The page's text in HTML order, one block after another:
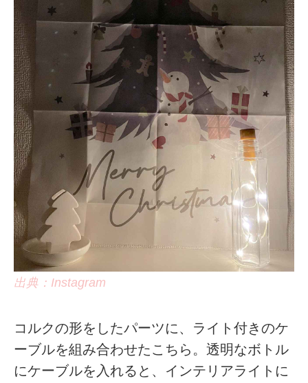
出典：Instagram
コルクの形をしたパーツに、ライト付きのケ
ーブルを組み合わせたこちら。透明なボトル
にケーブルを入れると、インテリアライトに